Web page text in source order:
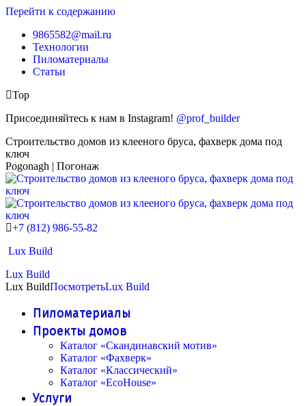
Перейти к содержанию
9865582@mail.ru
Технологии
Пиломатериалы
Статьи
Top
Присоединяйтесь к нам в Instagram! @prof_builder
Строительство домов из клееного бруса, фахверк дома под
ключ
Pogonagh | Погонаж
+7 (812) 986-55-82
Lux Build
Lux Build
Lux BuildПосмотретьLux Build
Пиломатериалы
Проекты домов
Каталог «Скандинавский мотив»
Каталог «Фахверк»
Каталог «Классический»
Каталог «EcoHouse»
Услуги